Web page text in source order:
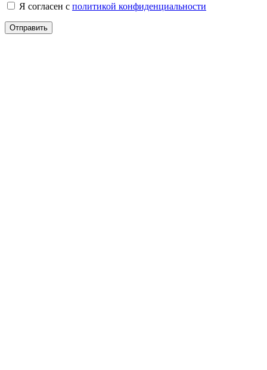
Я согласен с политикой конфиденциальности
Отправить